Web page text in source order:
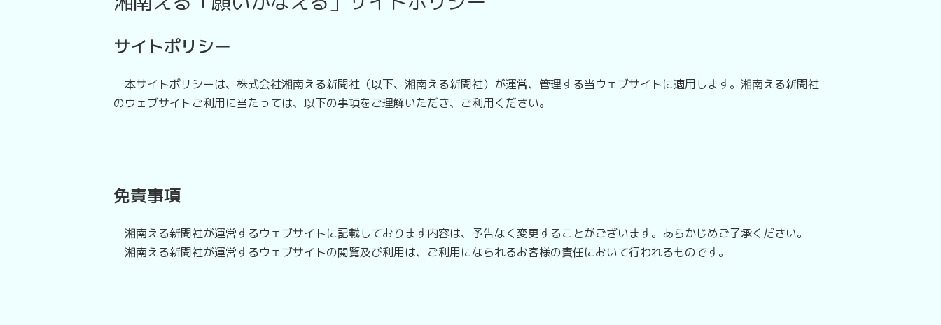
サイトポリシー
本サイトポリシーは、株式会社湘南える新聞社（以下、湘南える新聞社）が運営、管理する当ウェブサイトに適用します。湘南える新聞社
のウェブサイトご利用に当たっては、以下の事項をご理解いただき、ご利用ください。
免責事項
湘南える新聞社が運営するウェブサイトに記載しております内容は、予告なく変更することがございます。あらかじめご了承ください。
湘南える新聞社が運営するウェブサイトの閲覧及び利用は、ご利用になられるお客様の責任において行われるものです。